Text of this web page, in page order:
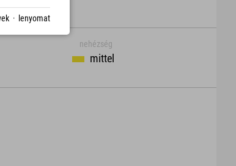
nehézség
mittel
· lenyomat